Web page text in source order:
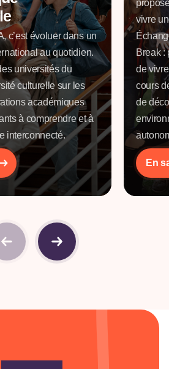
Federal de Goias
Agroalimentaire
:PUC de Chili
Agroforesterie
:IAE Lille
c’est évoluer dans un
au quotidien.
universités du
culturelle sur les
académiques
à comprendre et à
interconnecté.
vivre
Break :
de
cours
de
En